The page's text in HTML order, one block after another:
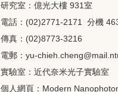
研究室：億光大樓 931室
電話：(02)2771-2171 分機
傳真：(02)8773-3216
電郵： yu-
實驗室： 近代奈米光子實驗室
個人網頁： Modern